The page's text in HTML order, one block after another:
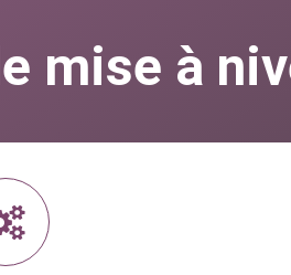
mise à